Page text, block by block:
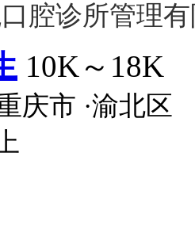
腔诊所管理
10K～18K
庆市 ·渝北区